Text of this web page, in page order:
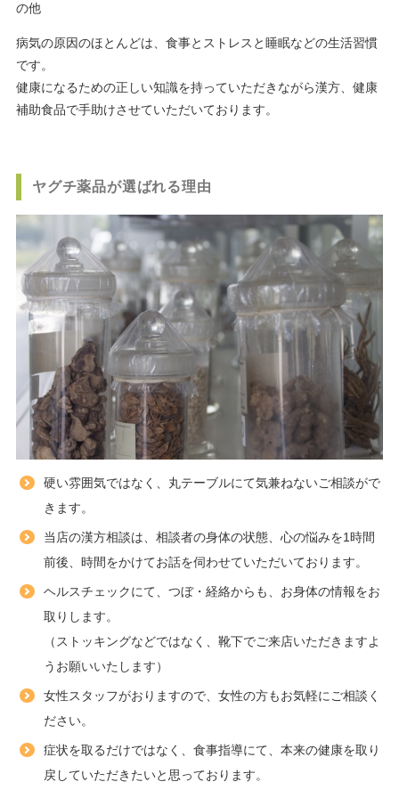
の他
病気の原因のほとんどは、食事とストレスと睡眠などの生活習慣
です。
健康になるための正しい知識を持っていただきながら漢方、健康
補助食品で手助けさせていただいております。
ヤグチ薬品が選ばれる理由
硬い雰囲気ではなく、丸テーブルにて気兼ねないご相談がで
きます。
当店の漢方相談は、相談者の身体の状態、心の悩みを1時間
前後、時間をかけてお話を伺わせていただいております。
ヘルスチェックにて、つぼ・経絡からも、お身体の情報をお
取りします。
（ストッキングなどではなく、靴下でご来店いただきますよ
うお願いいたします）
女性スタッフがおりますので、女性の方もお気軽にご相談く
ださい。
症状を取るだけではなく、食事指導にて、本来の健康を取り
戻していただきたいと思っております。